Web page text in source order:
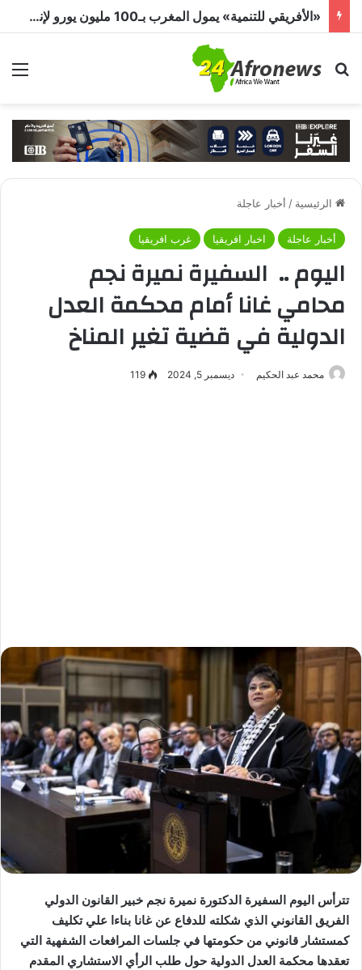
محمد صلاح يشعل تركيا.. استقبال جماهيري حافل وترحيب بـ”الملك المصري” قبل انضمامه إلى طرابزون سبور
بحث عن
الرئيسية / أخبار عاجلة
أخبار عاجلة اخبار افريقيا غرب افريقيا
اليوم .. السفيرة نميرة نجم
محامي غانا أمام محكمة العدل
الدولية في قضية تغير المناخ
محمد عبد الحكيم ديسمبر 5, 2024 119
تترأس اليوم السفيرة الدكتورة نميرة نجم خبير القانون الدولي
الفريق القانوني الذي شكلته للدفاع عن غانا بناءا علي تكليف
كمستشار قانوني من حكومتها في جلسات المرافعات الشفهية التي
تعقدها محكمة العدل الدولية حول طلب الرأي الاستشاري المقدم